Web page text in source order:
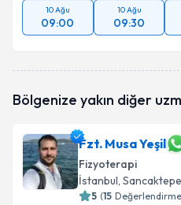
10 Ağu
09:00
10 Ağu
09:30
Bölgenize yakın diğer
Fzt. Musa Yeşil
Fizyoterapi
İstanbul, Sancaktepe
5 (15